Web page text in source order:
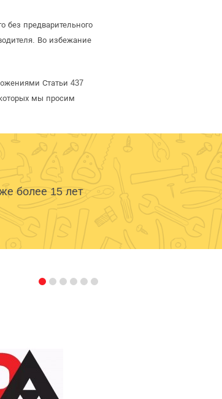
без предварительного
Во избежание
Статьи 437
мы просим
более 15 лет